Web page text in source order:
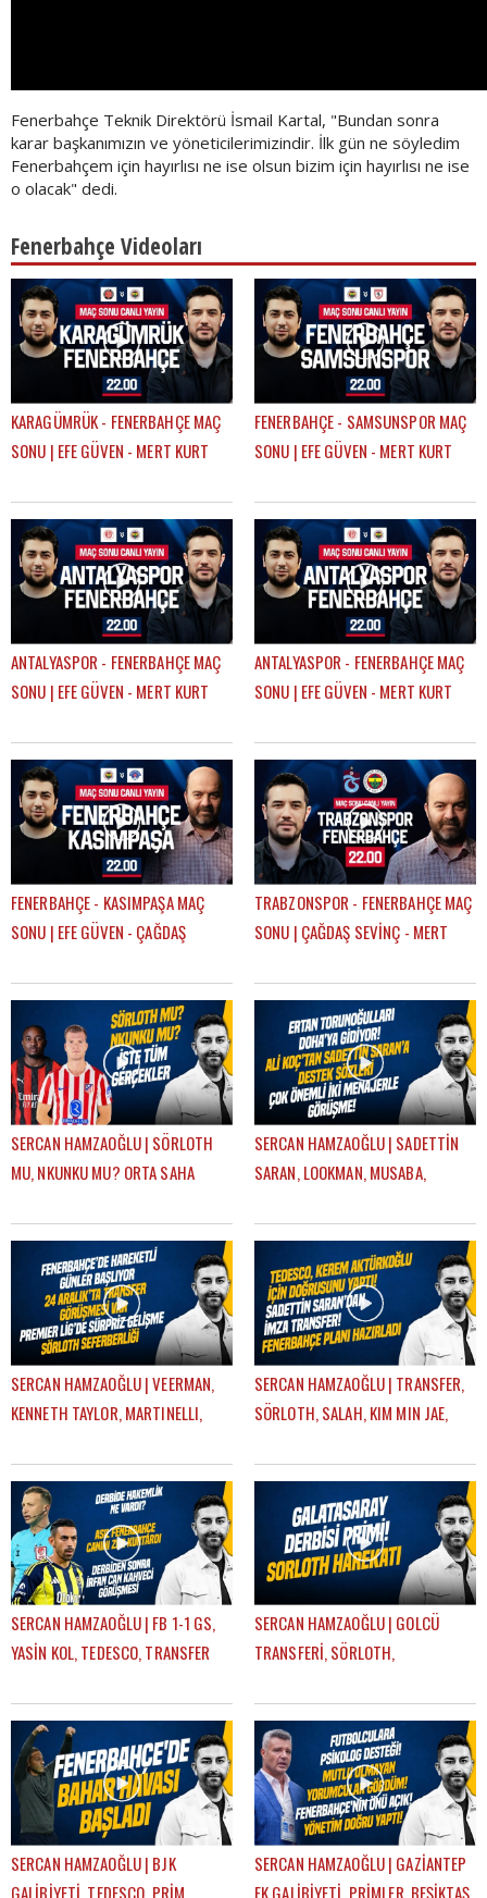
Fenerbahçe Teknik Direktörü İsmail Kartal, "Bundan sonra
karar başkanımızın ve yöneticilerimizindir. İlk gün ne söyledim
Fenerbahçem için hayırlısı ne ise olsun bizim için hayırlısı ne ise
o olacak" dedi.
Fenerbahçe Videoları
KARAGÜMRÜK - FENERBAHÇE MAÇ
SONU | EFE GÜVEN - MERT KURT
FENERBAHÇE - SAMSUNSPOR MAÇ
SONU | EFE GÜVEN - MERT KURT
ANTALYASPOR - FENERBAHÇE MAÇ
SONU | EFE GÜVEN - MERT KURT
ANTALYASPOR - FENERBAHÇE MAÇ
SONU | EFE GÜVEN - MERT KURT
FENERBAHÇE - KASIMPAŞA MAÇ
SONU | EFE GÜVEN - ÇAĞDAŞ
TRABZONSPOR - FENERBAHÇE MAÇ
SONU | ÇAĞDAŞ SEVİNÇ - MERT
SERCAN HAMZAOĞLU | SÖRLOTH
MU, NKUNKU MU? ORTA SAHA
FENERBAHÇE
SERCAN HAMZAOĞLU | SADETTİN
SARAN, LOOKMAN, MUSABA,
GÜNDEM FENERBAHÇE
SERCAN HAMZAOĞLU | VEERMAN,
KENNETH TAYLOR, MARTINELLI,
FENERBAHÇE
SERCAN HAMZAOĞLU | TRANSFER,
SÖRLOTH, SALAH, KIM MIN JAE,
GÜNDEM FENERBAHÇE
SERCAN HAMZAOĞLU | FB 1-1 GS,
YASİN KOL, TEDESCO, TRANSFER
FENERBAHÇE
SERCAN HAMZAOĞLU | GOLCÜ
TRANSFERİ, SÖRLOTH,
RİZESPOR-FB | GÜNDEM
FENERBAHÇE
SERCAN HAMZAOĞLU | BJK
GALİBİYETİ, TEDESCO, PRİM,
SERCAN HAMZAOĞLU | GAZİANTEP
FK GALİBİYETİ, PRİMLER, BEŞİKTAŞ